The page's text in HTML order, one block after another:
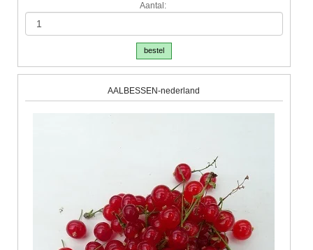
Aantal:
bestel
AALBESSEN-nederland